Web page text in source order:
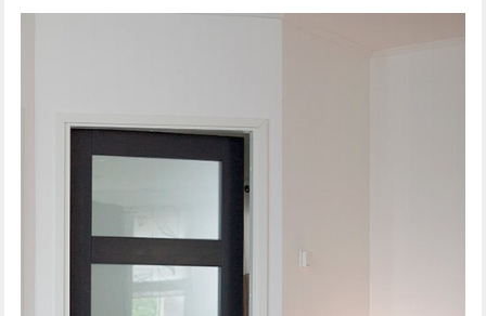
SISEUKS UNIQUE RUSTIC 341